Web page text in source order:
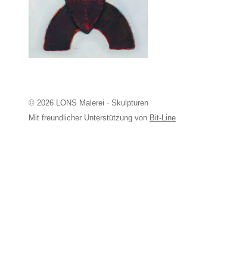
© 2026 LONS Malerei · Skulpturen
Mit freundlicher Unterstützung von Bit-Line